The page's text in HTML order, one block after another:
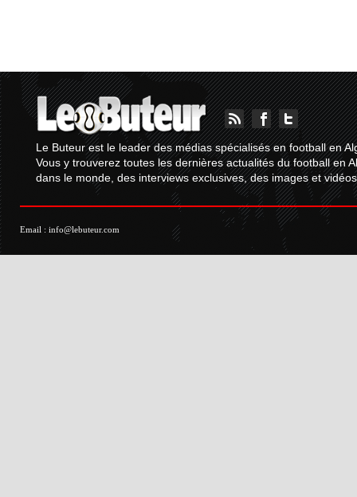
Le Buteur est le leader des médias spécialisés en football en
Vous y trouverez toutes les dernières actualités du football en
dans le monde, des interviews exclusives, des images et
Email : info@lebuteur.com